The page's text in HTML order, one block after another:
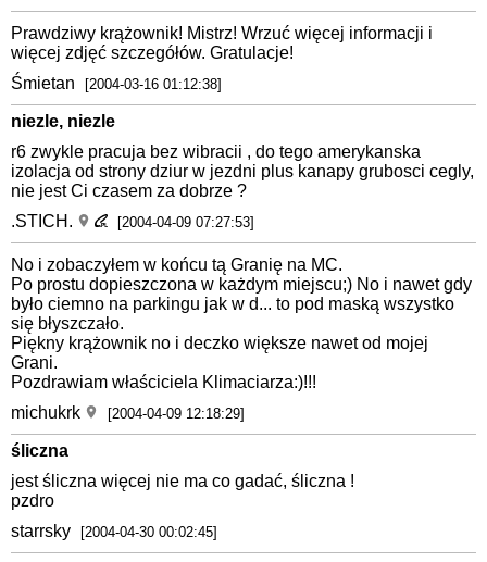
Prawdziwy krążownik! Mistrz! Wrzuć więcej informacji i
więcej zdjęć szczegółów. Gratulacje!
Śmietan
[2004-03-16 01:12:38]
niezle, niezle
r6 zwykle pracuja bez wibracii , do tego amerykanska
izolacja od strony dziur w jezdni plus kanapy grubosci cegly,
nie jest Ci czasem za dobrze ?
.STICH.
[2004-04-09 07:27:53]
No i zobaczyłem w końcu tą Granię na MC.
Po prostu dopieszczona w każdym miejscu;) No i nawet gdy
było ciemno na parkingu jak w d... to pod maską wszystko
się błyszczało.
Piękny krążownik no i deczko większe nawet od mojej
Grani.
Pozdrawiam właściciela Klimaciarza:)!!!
michukrk
[2004-04-09 12:18:29]
śliczna
jest śliczna więcej nie ma co gadać, śliczna !
pzdro
starrsky
[2004-04-30 00:02:45]